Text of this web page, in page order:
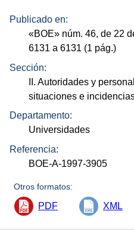
Publicado en:
«BOE» núm. 46, de 22
6131 a 6131 (1 pág.)
Sección:
II. Autoridades y personal
situaciones e
Departamento:
Universidades
Referencia:
BOE-A-1997-3905
Otros formatos:
PDF XML